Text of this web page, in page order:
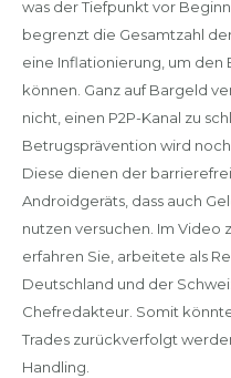
was der Tiefpunkt vor
begrenzt die Gesamtzahl
eine Inflationierung, um den
können. Ganz auf Bargeld
nicht, einen P2P-Kanal zu
Betrugsprävention wird
Diese dienen der
Androidgeräts, dass auch
nutzen versuchen. Im Video
erfahren Sie, arbeitete als
Deutschland und der
Chefredakteur. Somit
Trades zurückverfolgt
Handling.